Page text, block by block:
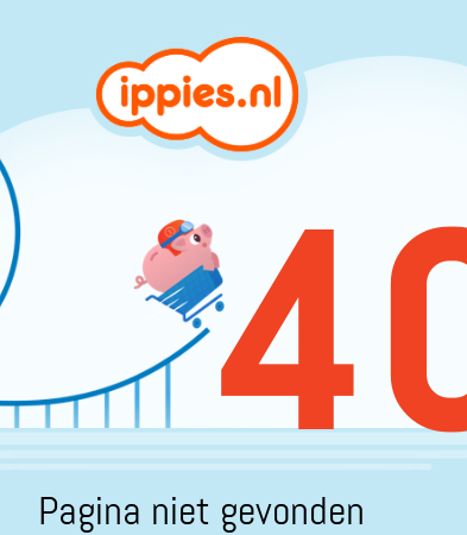
Pagina niet gevonden